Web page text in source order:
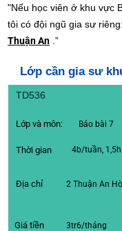
"Nếu học viên ở khu vực
tôi có đội ngũ gia sư riêng:
Thuận An .”
Lớp cần gia sư
TD536
Lớp và môn: Báo bài 7
Thời gian 4b/tuần,
Địa chỉ 2 Thuận An
Giá tiền 3tr6/tháng